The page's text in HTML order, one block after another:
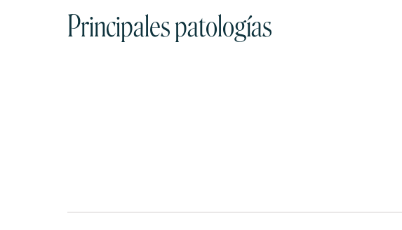
Principales patologías